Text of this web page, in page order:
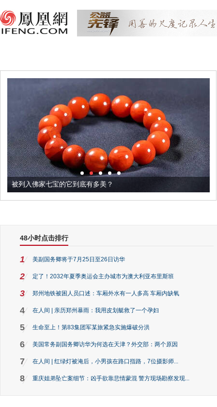
被列入佛家七宝的它到底有多美？
48小时点击排行
1 美副国务卿将于7月25日至26日访华
2 定了！2032年夏季奥运会主办城市为澳大利亚布里斯班
3 郑州地铁被困人员口述：车厢外水有一人多高 车厢内缺氧
4 在人间 | 亲历郑州暴雨：我用皮划艇救了一个孕妇
5 生命至上！第83集团军某旅紧急实施爆破分洪
6 美国常务副国务卿访华为何选在天津？外交部：两个原因
7 在人间 | 红绿灯被淹后，小男孩在路口指路，7位摄影师...
8 重庆姐弟坠亡案细节：凶手欲靠悲情蒙混 警方现场勘察发现...